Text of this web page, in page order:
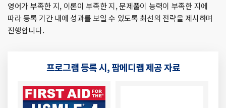
영어가 부족한 지, 이론이 부족한 지, 문제풀이 능력이 부족한 지에
따라 등록 기간 내에 성과를 보일 수 있도록 최선의 전략을 제시하며
진행합니다.
프로그램 등록 시, 팜메디랩 제공 자료